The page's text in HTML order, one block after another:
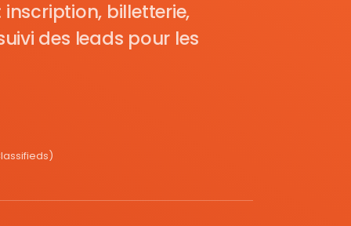
billetterie,
des leads pour les